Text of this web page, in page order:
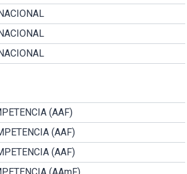
(AAF)
(AAF)
(AAF)